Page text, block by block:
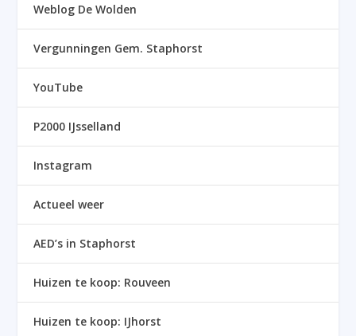
Weblog De Wolden
Vergunningen Gem. Staphorst
YouTube
P2000 IJsselland
Instagram
Actueel weer
AED’s in Staphorst
Huizen te koop: Rouveen
Huizen te koop: IJhorst